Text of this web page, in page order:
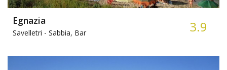
Egnazia
Savelletri - Sabbia, Bar 3.9